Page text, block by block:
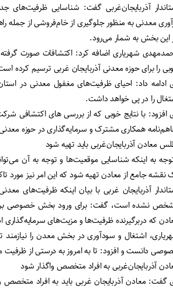
آذربایجان‌غربی گفت: شناسایی
معدنی به منظور جلوگیری از خام‌فروشی از جمله
این بخش به شمار می‌رود.
شهریاری اضافه کرد: اکتشافات صورت گرفته
را برای حوزه معدنی آذربایجان غربی ترسیم کرده
ادامه داد: احیای ظرفیت‌های مغفول معدنی در
را در پی خواهد داشت.
افزود: با نتایج خوبی که از بررسی های اکتشافی
همکاری مشترک و سرمایه‌گذاری در حوزه
معادن آذربایجان‌غربی باید تهیه شود
به اینکه شناسایی موقعیت‌ها و توجه به آن
نقشه جامع از معادن تهیه شود که این امر نیز مورد
آذربایجان غربی با بیان اینکه ظرفیت‌های
نشده است، گفت: برای ورود بخش خصوصی برای
که دربرگیرنده ظرفیت‌ها و مزیت‌های
اشتغال و سودآوری در بخش معدن را
دانست و افزود: تا به امروز به درستی از
آذربایجان‌غربی به افراد متخصص واگذار شود
گفت: معادن آذربایجان غربی باید به افراد متخصص